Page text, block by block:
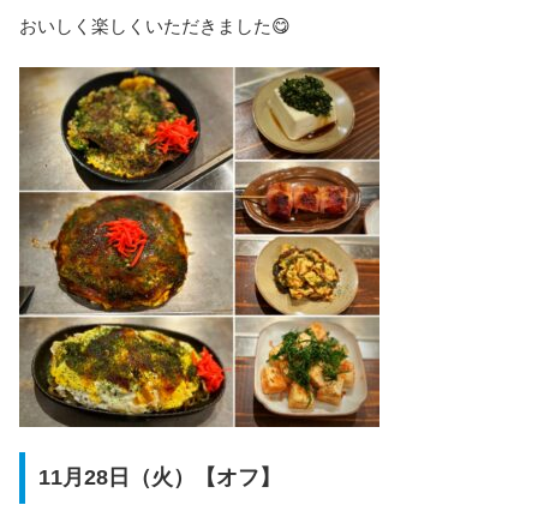
おいしく楽しくいただきました😋
11月28日（火）【オフ】